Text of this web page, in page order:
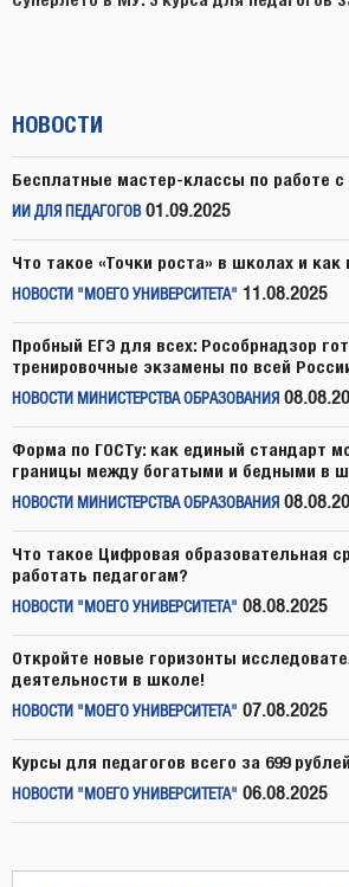
НОВОСТИ
Бесплатные мастер-классы по работе с
ИИ ДЛЯ ПЕДАГОГОВ 01.09.2025
Что такое «Точки роста» в школах и как
НОВОСТИ "МОЕГО УНИВЕРСИТЕТА" 11.08.2025
Пробный ЕГЭ для всех: Рособрнадзор
тренировочные экзамены по всей
НОВОСТИ МИНИСТЕРСТВА ОБРАЗОВАНИЯ
Форма по ГОСТу: как единый стандарт
границы между богатыми и бедными в
НОВОСТИ МИНИСТЕРСТВА ОБРАЗОВАНИЯ
Что такое Цифровая образовательная
работать педагогам?
НОВОСТИ "МОЕГО УНИВЕРСИТЕТА" 08.08.2025
Откройте новые горизонты
деятельности в школе!
НОВОСТИ "МОЕГО УНИВЕРСИТЕТА" 07.08.2025
Курсы для педагогов всего за 699
НОВОСТИ "МОЕГО УНИВЕРСИТЕТА" 06.08.2025